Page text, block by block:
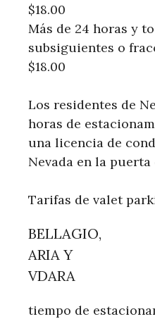
$18.00
Más de 24 horas y
subsiguientes o
$18.00
Los residentes de
horas de
una licencia de
Nevada en la puerta
Tarifas de valet
BELLAGIO,
ARIA Y
VDARA
tiempo de